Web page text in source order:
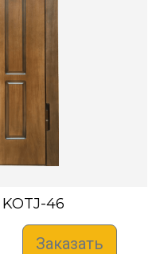
KOTJ-46
Заказать